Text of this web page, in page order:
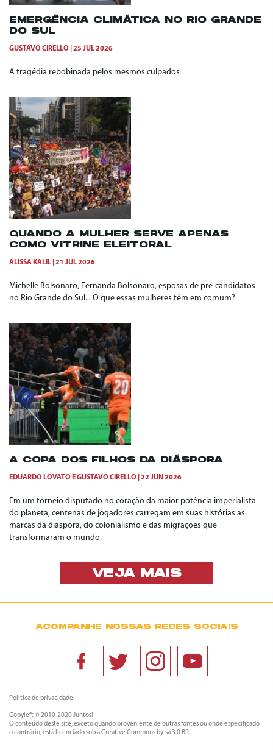
EMERGÊNCIA CLIMÁTICA NO RIO GRANDE
DO SUL
GUSTAVO CIRELLO 25 JUL 2026
A tragédia rebobinada pelos mesmos culpados
QUANDO A MULHER SERVE APENAS
COMO VITRINE ELEITORAL
ALISSA KALIL 21 JUL 2026
Michelle Bolsonaro, Fernanda Bolsonaro, esposas de pré-candidatos
no Rio Grande do Sul... O que essas mulheres têm em comum?
A COPA DOS FILHOS DA DIÁSPORA
EDUARDO LOVATO EGUSTAVO CIRELLO 22 JUN 2026
Em um torneio disputado no coração da maior potência imperialista
do planeta, centenas de jogadores carregam em suas histórias as
marcas da diáspora, do colonialismo e das migrações que
transformaram o mundo.
VEJA MAIS
ACOMPANHE NOSSAS REDES SOCIAIS
Política de privacidade
Copyleft © 2010-2020 Juntos!
O conteúdo deste site, exceto quando proveniente de outras fontes ou onde especificado
o contrário, está licenciado sob aCreative Commons by-sa 3.0 BR.